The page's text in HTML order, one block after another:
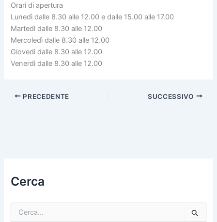
Orari di apertura
Lunedì dalle 8.30 alle 12.00 e dalle 15.00 alle 17.00
Martedì dalle 8.30 alle 12.00
Mercoledì dalle 8.30 alle 12.00
Giovedì dalle 8.30 alle 12.00
Venerdì dalle 8.30 alle 12.00
PRECEDENTE SUCCESSIVO
Cerca